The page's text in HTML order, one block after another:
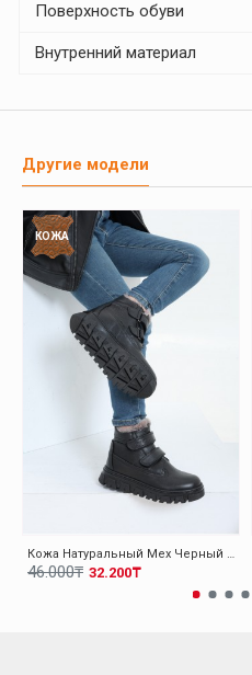
Поверхность обуви
Внутренний материал
Другие модели
КОЖА
Кожа Натуральный Мех Черный Для Мальчиков Классические Ботинки 006KXA6000
32.200₸
46.000₸